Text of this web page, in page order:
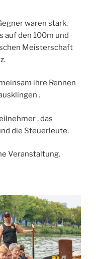
waren stark.
auf den 100m und
Meisterschaft
ihre Rennen
.
, das
die Steuerleute.
Veranstaltung.